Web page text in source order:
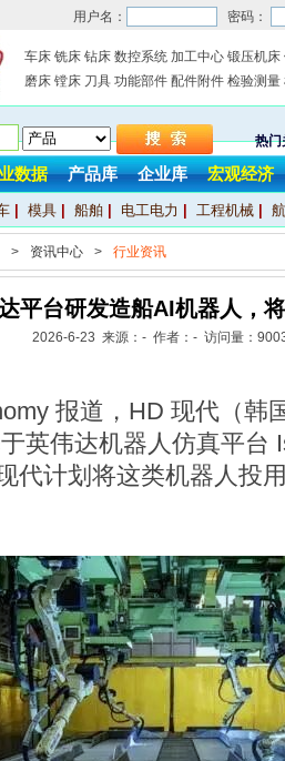
场分析 用户名： 密码：
车床 铣床 钻床 数控系统 加工中心 锻压机床
磨床 镗床 刀具 功能部件 配件附件 检验测量
热门
数据 产品库 企业库 宏观经济
模具 船舶 电工电力 工程机械
> 资讯中心 > 行业资讯
平台研发造船AI机器人，
2026-6-23 来源：- 作者：- 访问量：
报道，HD 现代（韩
英伟达机器人仿真平台
代计划将这类机器人投